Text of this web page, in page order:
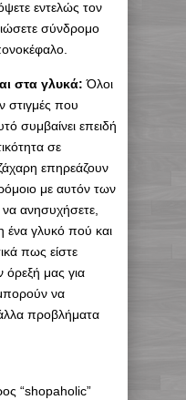
εντελώς τον
σύνδρομο
στα γλυκά: Όλοι
στιγμές που
συμβαίνει επειδή
σε
επηρεάζουν
με αυτόν των
να ανησυχήσετε,
ένα γλυκό πού και
πως είστε
όρεξή μας για
να
προβλήματα
“shopaholic”